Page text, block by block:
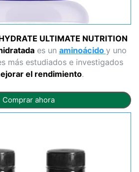
ULTIMATE NUTRITION
es un aminoácido y uno
más estudiados e investigados
el rendimiento.
Comprar ahora